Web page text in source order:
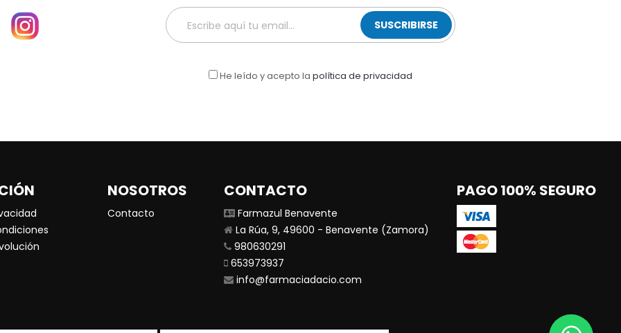
SUSCRIBIRSE
He leído y acepto la política de privacidad
NOSOTROS
Contacto
CONTACTO
Farmazul Benavente
La Rúa, 9, 49600 - Benavente (Zamora)
980630291
653973937
info@farmaciadacio.com
PAGO 100% SEGURO